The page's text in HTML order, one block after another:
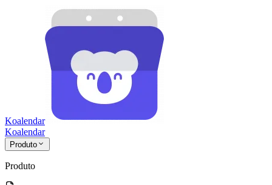
Koalendar
Koalendar
Produto
Produto